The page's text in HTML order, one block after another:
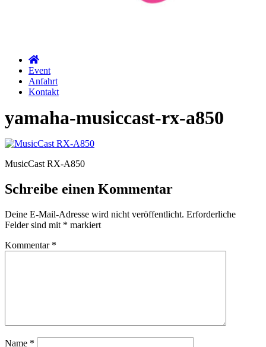
Event
Anfahrt
Kontakt
yamaha-musiccast-rx-a850
MusicCast RX-A850
Schreibe einen Kommentar
Deine E-Mail-Adresse wird nicht veröffentlicht. Erforderliche
Felder sind mit * markiert
Kommentar *
Name *